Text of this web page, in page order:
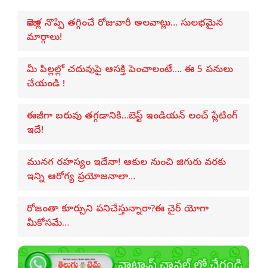
మోకాళ్ల నొప్పి తగ్గించే రోజువారీ అలవాట్లు… సులభమైన
మార్గాలు!
మీ పిల్లల్లో చదువుపై ఆసక్తి పెంచాలంటే…. ఈ 5 పనులు
చేయండి !
ఈజీగా బరువు తగ్గడానికి…బెస్ట్ ఇండియన్ లంచ్ ప్లేటింగ్
ఇదే!
మునగ రహస్యం ఇదేనా! ఆకుల నుంచి జిగురు వరకు
ఇన్ని ఆరోగ్య ప్రయోజనాలా…
రోజంతా కూర్చుని పనిచేస్తున్నారా?ఈ చైర్ యోగా
మీకోసమే…